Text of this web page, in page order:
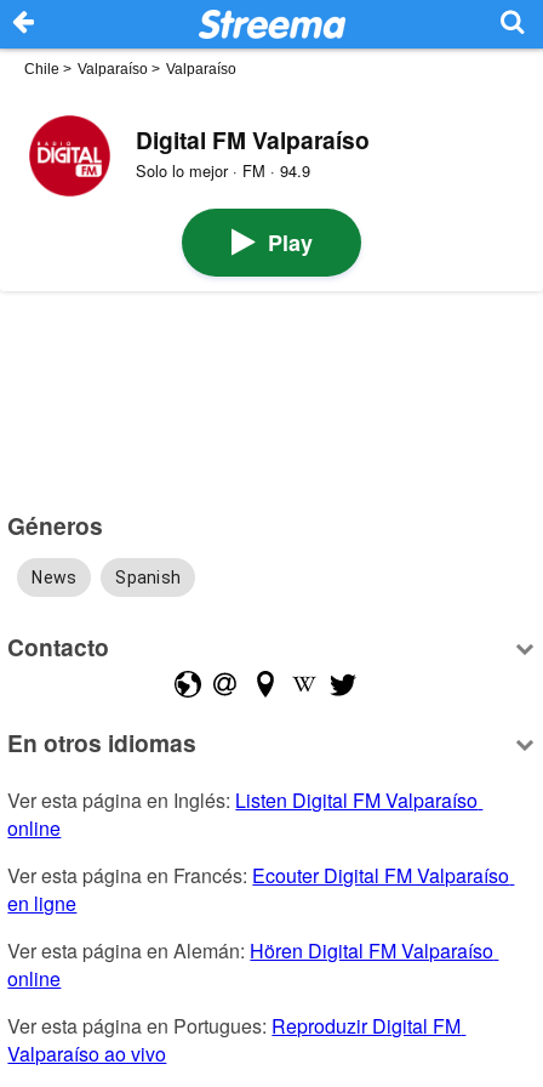
Chile > Valparaíso > Valparaíso
Digital FM Valparaíso
Solo lo mejor · FM · 94.9
Play
Géneros
News Spanish
Contacto
En otros idiomas
Ver esta página en Inglés: Listen Digital FM Valparaíso
online
Ver esta página en Francés: Ecouter Digital FM Valparaíso
en ligne
Ver esta página en Alemán: Hören Digital FM Valparaíso
online
Ver esta página en Portugues: Reproduzir Digital FM
Valparaíso ao vivo